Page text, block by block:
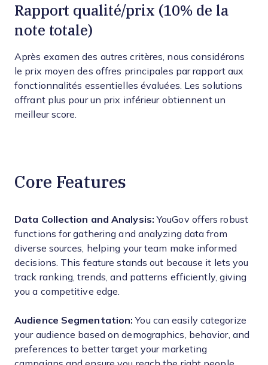
Rapport qualité/prix (10% de la
note totale)
Après examen des autres critères, nous considérons
le prix moyen des offres principales par rapport aux
fonctionnalités essentielles évaluées. Les solutions
offrant plus pour un prix inférieur obtiennent un
meilleur score.
Core Features
Data Collection and Analysis:YouGov offers robust
functions for gathering and analyzing data from
diverse sources, helping your team make informed
decisions. This feature stands out because it lets you
track ranking, trends, and patterns efficiently, giving
you a competitive edge.
Audience Segmentation:You can easily categorize
your audience based on demographics, behavior, and
preferences to better target your marketing